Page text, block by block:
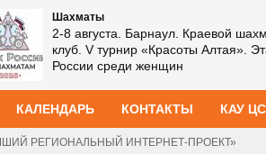
Шахматы
2-8 августа. Барнаул. Краевой
клуб. V турнир «Красоты Алтая».
России среди женщин
КАЛЕНДАРЬ КОНТАКТЫ КАУ
РЕГИОНАЛЬНЫЙ ИНТЕРНЕТ-ПРОЕКТ»